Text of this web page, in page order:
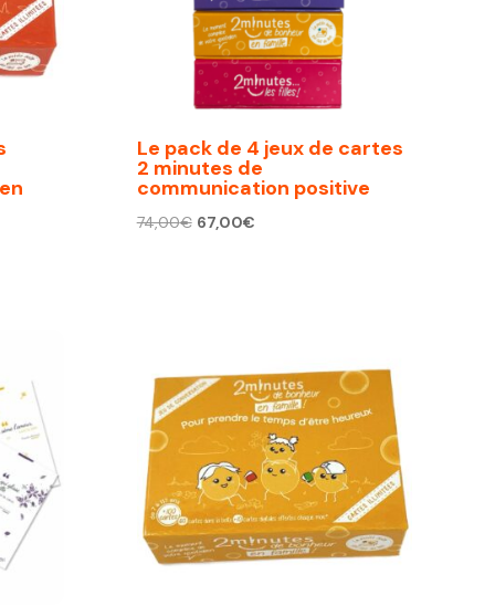
Le pack de 4 jeux de cartes
2 minutes de
communication positive
74,00€ Le
67,00€Le